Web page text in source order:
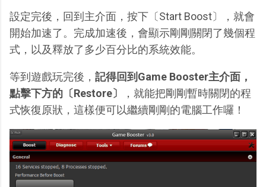
設定完後，回到主介面，按下〔Start Boost〕，就會
開始加速了。完成加速後，會顯示剛剛關閉了幾個程
式，以及釋放了多少百分比的系統效能。
等到遊戲玩完後， 記得回到Game Booster主介面，
點擊下方的〔Restore〕
，就能把剛剛暫時關閉的程
式恢復原狀，這樣便可以繼續剛剛的電腦工作囉！